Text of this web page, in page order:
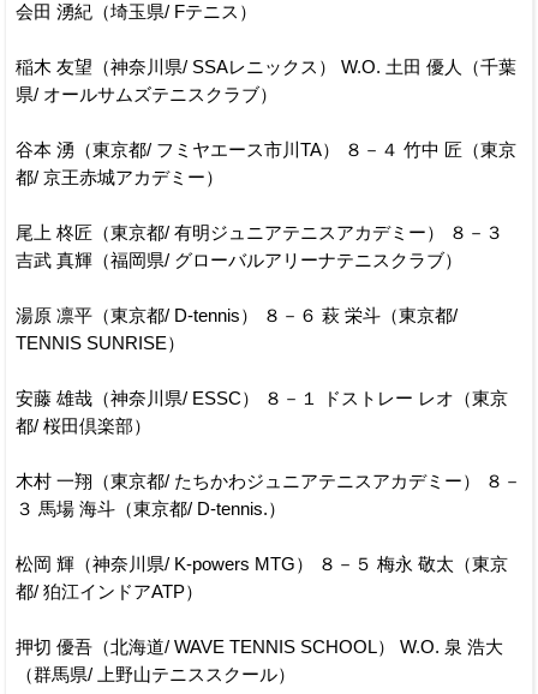
会田 湧紀（埼玉県/ Fテニス）
稲木 友望（神奈川県/ SSAレニックス） W.O. 土田 優人（千葉
県/ オールサムズテニスクラブ）
谷本 湧（東京都/ フミヤエース市川TA） ８－４ 竹中 匠（東京
都/ 京王赤城アカデミー）
尾上 柊匠（東京都/ 有明ジュニアテニスアカデミー） ８－３
吉武 真輝（福岡県/ グローバルアリーナテニスクラブ）
湯原 凛平（東京都/ D-tennis） ８－６ 萩 栄斗（東京都/
TENNIS SUNRISE）
安藤 雄哉（神奈川県/ ESSC） ８－１ ドストレー レオ（東京
都/ 桜田倶楽部）
木村 一翔（東京都/ たちかわジュニアテニスアカデミー） ８－
３ 馬場 海斗（東京都/ D-tennis.）
松岡 輝（神奈川県/ K-powers MTG） ８－５ 梅永 敬太（東京
都/ 狛江インドアATP）
押切 優吾（北海道/ WAVE TENNIS SCHOOL） W.O. 泉 浩大
（群馬県/ 上野山テニススクール）